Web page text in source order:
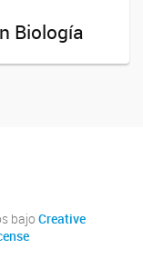
Biología
bajo Creative